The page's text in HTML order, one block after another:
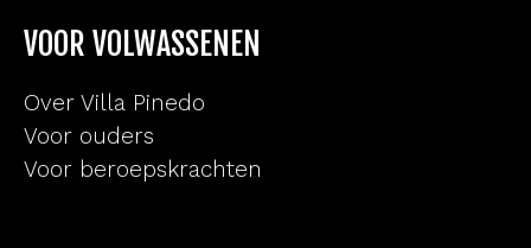
VOOR VOLWASSENEN
Over Villa Pinedo
Voor ouders
Voor beroepskrachten